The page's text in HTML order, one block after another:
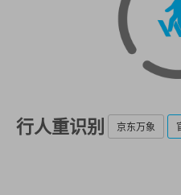
行人重识别 京东万象